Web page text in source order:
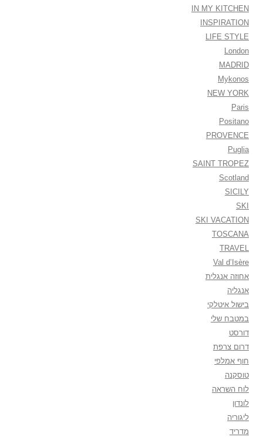
IN MY KITCHEN
INSPIRATION
LIFE STYLE
London
MADRID
Mykonos
NEW YORK
Paris
Positano
PROVENCE
Puglia
SAINT TROPEZ
Scotland
SICILY
SKI
SKI VACATION
TOSCANA
TRAVEL
Val d’Isère
אחוזה אנגלית
אנגליה
בישול איטלקי
במטבח שלי
דורסט
דרום צרפת
חוף אמלפי
טוסקנה
לוח השראה
לונדון
ליגוריה
מדריד